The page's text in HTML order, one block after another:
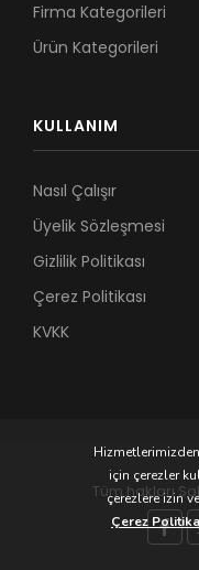
Firma Kategorileri
Ürün Kategorileri
KULLANIM
Nasıl Çalışır
Üyelik Sözleşmesi
Gizlilik Politikası
Çerez Politikası
KVKK
Tüm hakları
için çerezler
çerezlere izin
Çerez